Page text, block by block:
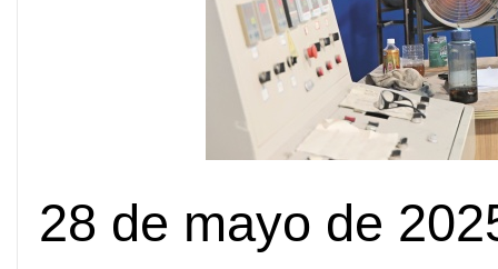
28 de mayo de